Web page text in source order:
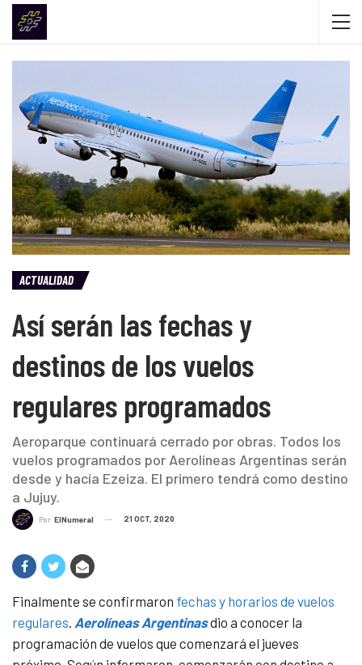
ACTUALIDAD
Así serán las fechas y
destinos de los vuelos
regulares programados
Aeroparque continuará cerrado por obras. Todos los
vuelos programados por Aerolíneas Argentinas serán
desde y hacía Ezeiza. El primero tendrá como destino
a Jujuy.
Por ElNumeral 21 OCT, 2020
Finalmente se confirmaron fechas y horarios de vuelos
regulares. Aerolíneas Argentinasdio a conocer la
programación de vuelos que comenzará el jueves